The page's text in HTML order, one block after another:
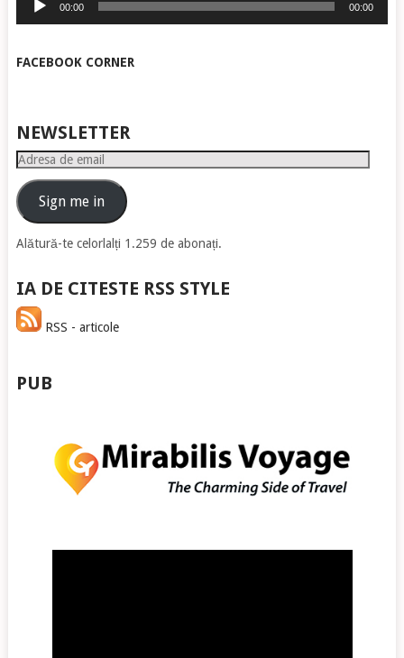
audio
00:00 00:00
FACEBOOK CORNER
NEWSLETTER
Adresa
emailSign me in
Alătură-te celorlalți 1.259 de abonați.
IA DE CITESTE RSS STYLE
RSS - articole
PUB